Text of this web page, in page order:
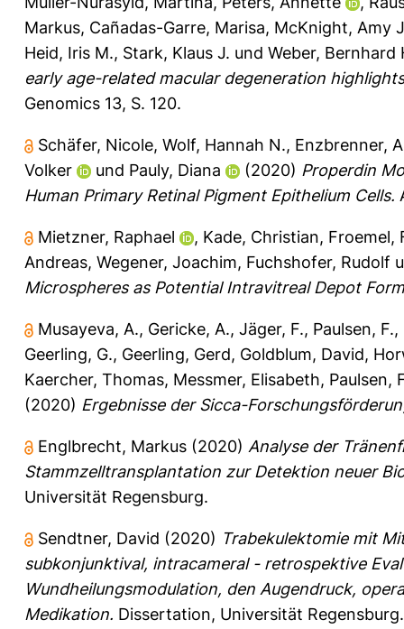
Markus, Cañadas-Garre, Marisa, McKnight, Amy
Heid, Iris M., Stark, Klaus J. und Weber, Bernhard
early age-related macular degeneration
Genomics 13, S. 120.
Schäfer, Nicole, Wolf, Hannah N., Enzbrenner,
Volker
und Pauly, Diana (2020) Properdin
Human Primary Retinal Pigment Epithelium Cells.
Mietzner, Raphael , Kade, Christian, Froemel,
Andreas, Wegener, Joachim, Fuchshofer, Rudolf
Microspheres as Potential Intravitreal Depot
Musayeva, A., Gericke, A., Jäger, F., Paulsen, F.,
Geerling, G., Geerling, Gerd, Goldblum, David,
Kaercher, Thomas, Messmer, Elisabeth, Paulsen,
(2020) Ergebnisse der Sicca-
Englbrecht, Markus (2020) Analyse der
Stammzelltransplantation zur Detektion neuer
Universität Regensburg.
Sendtner, David (2020) Trabekulektomie mit
subkonjunktival, intracameral - retrospektive
Wundheilungsmodulation, den Augendruck,
Medikation. Dissertation, Universität Regensburg.